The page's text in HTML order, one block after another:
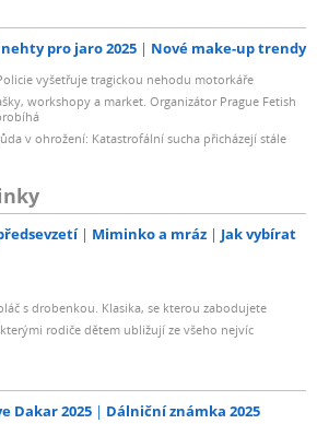
pro jaro 2025 Nové make-up trendy
vyšetřuje tragickou nehodu motorkáře
workshopy a market. Organizátor Prague Fetish
v ohrožení: Katastrofální sucha přicházejí stále
Miminko a mráz
Jak vybírat
s drobenkou. Klasika, se kterou zabodujete
rodiče dětem ubližují ze všeho nejvíc
Dakar 2025 Dálniční známka 2025